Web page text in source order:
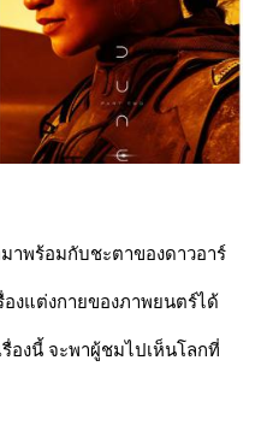
าพร้อมกับชะตาของดาวอาร์
งแต่งกายของภาพยนตร์ได้
รื่องนี้ จะพาผู้ชมไปเห็นโลกที่